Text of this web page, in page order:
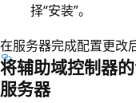
择“安装”。
在服务器完成配置更改
将辅助域控制器
服务器